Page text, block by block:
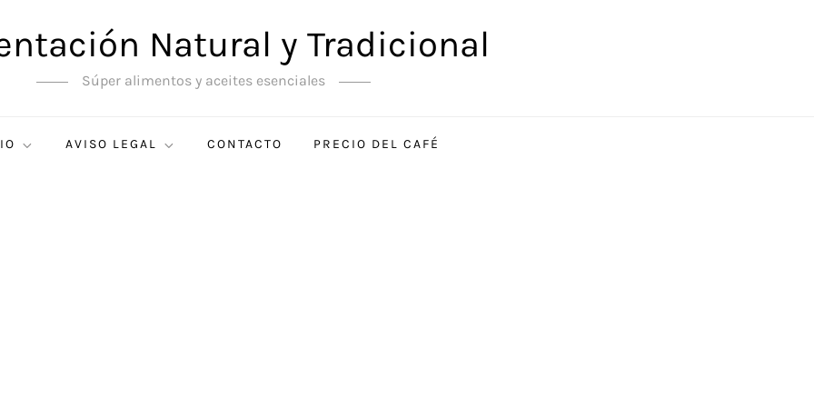
Natural y Tradicional
Súper alimentos y aceites esenciales
AVISO LEGAL CONTACTO PRECIO DEL CAFÉ